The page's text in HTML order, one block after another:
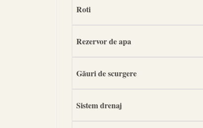
Roti
Rezervor de apa
Găuri de scurgere
Sistem drenaj